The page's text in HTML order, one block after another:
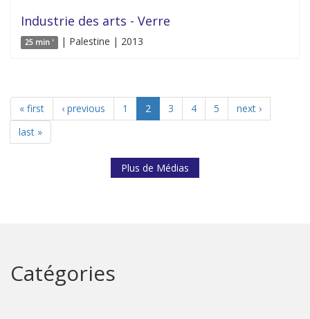
Industrie des arts - Verre
25 min ' | Palestine | 2013
« first ‹ previous 1 2 3 4 5
next ›
last »
Plus de Médias
Catégories